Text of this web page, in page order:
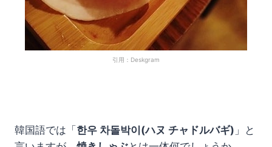
引用：Deskgram
韓国語では「 한우 차돌박이(ハヌ チャドルバギ) 」と